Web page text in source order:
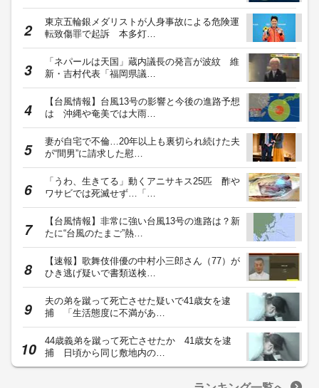
東京五輪銀メダリストが人身事故による危険運
転致傷罪で起訴 本多灯…
「ネパールは天国」蔵内議長の発言が波紋 維
新・吉村代表「福岡県議…
【台風情報】台風13号の影響と今後の進路予想
は 沖縄や奄美では大雨…
妻が自宅で不倫…20年以上も裏切られ続けた夫
が“間男”に請求した慰…
「うわ、生きてる」動くアニサキス25匹 酢や
ワサビでは死滅せず…「…
【台風情報】非常に強い台風13号の進路は？新
たに“台風のたまご”熱…
【速報】歌舞伎俳優の中村小三郎さん（77）が
ひき逃げ疑いで書類送検…
夫の弟を蹴って死亡させた疑いで41歳女を逮
捕 「生活態度に不満があ…
44歳義弟を蹴って死亡させたか 41歳女を逮
捕 日頃から同じ敷地内の…